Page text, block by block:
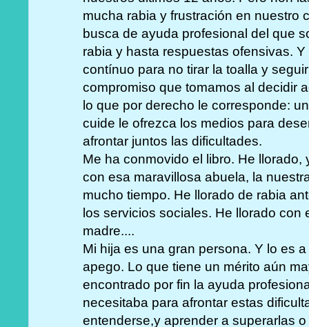
mucha rabia y frustración en nuestro
busca de ayuda profesional del que
rabia y hasta respuestas ofensivas.
contínuo para no tirar la toalla y
compromiso que tomamos al decidir
lo que por derecho le corresponde:
cuide le ofrezca los medios para
afrontar juntos las dificultades.
Me ha conmovido el libro. He
con esa maravillosa abuela, la
mucho tiempo. He llorado de rabia
los servicios sociales. He llorado con
madre....
Mi hija es una gran persona. Y lo es
apego. Lo que tiene un mérito aún
encontrado por fin la ayuda
necesitaba para afrontar estas
entenderse,y aprender a superarlas